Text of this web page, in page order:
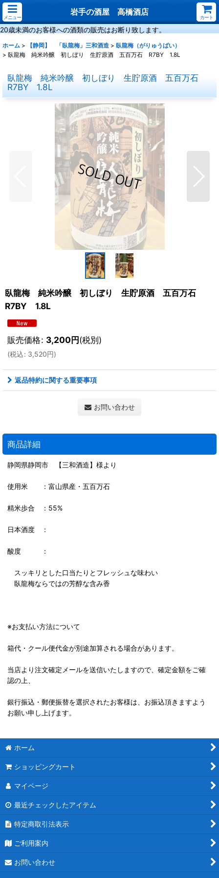
メニュー
岩手の酒屋 高橋酒店
カート
20歳未満のお客様への酒類の販売はお断り致します。
ホーム > 【静岡】 「臥龍梅」三和酒造 > 臥龍梅（がりゅうばい）
> 臥龍梅 純米吟醸 初しぼり 生貯原酒 五百万石 R7BY 1.8L
臥龍梅 純米吟醸 初しぼり 生貯原酒 五百万石
R7BY 1.8L
臥龍梅 純米吟醸 初しぼり 生貯原酒 五百万石
R7BY 1.8L
販売価格: 3,200円(税別)
(税込: 3,520円)
返品特約に関する重要事項
お問い合わせ
商品詳細
静岡県静岡市 【三和酒造】様より
使用米 ：富山県産・五百万石
精米歩合 ：55%
日本酒度 ：
酸度 ：
スッキリとした口当たりとフレッシュな味わい
臥龍梅ならではの芳醇な含み香
※お支払い方法について
箱代・クール便代金が別途加算される場合があります。
当店より注文確定メールを送信いたしますので、確定金額をご確
認の上、
銀行振込・郵便振替を選択されたお客様は、お振込頂きますよう
お願い申し上げます。
ホーム
ショッピングカート
マイページ
最近チェックしたアイテム
特定商取引法表示
ご利用案内
お問い合わせ